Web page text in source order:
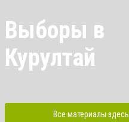
Выборы в
Курултай
Все материалы здесь